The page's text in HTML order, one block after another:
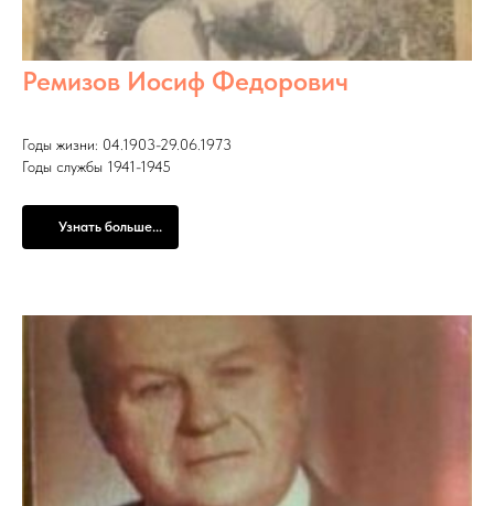
Ремизов Иосиф Федорович
Годы жизни: 04.1903-29.06.1973
Годы службы 1941-1945
Узнать больше...